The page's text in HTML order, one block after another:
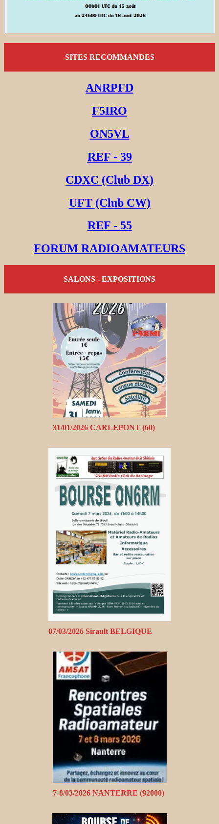
SITES RECOMMANDES
ANRPFD
F5IRO
ON5VL
REF - 39
CDXC (Club DX)
UFT (Club CW)
REF - 55
FORUM RADIOAMATEURS
SALONS - EXPOSITIONS
31/01/2026 CARLEPONT (60)
07/03/2026 Sirault BELGIQUE
7-8/03/2026 NANTERRE (92000)